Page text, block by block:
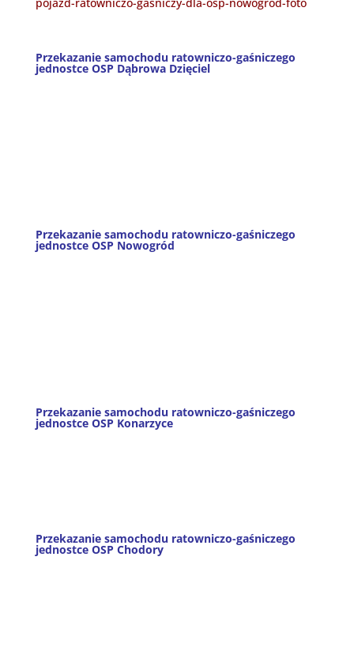
Przekazanie samochodu ratowniczo-gaśniczego
jednostce OSP Dąbrowa Dzięciel
Przekazanie samochodu ratowniczo-gaśniczego
jednostce OSP Nowogród
Przekazanie samochodu ratowniczo-gaśniczego
jednostce OSP Konarzyce
Przekazanie samochodu ratowniczo-gaśniczego
jednostce OSP Chodory